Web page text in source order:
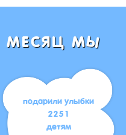
МЕСЯЦ МЫ
подарили улыбки
2251
детям